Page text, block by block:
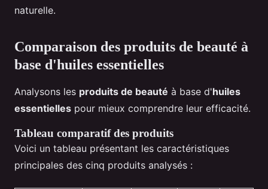
naturelle.
Comparaison des produits de beauté à
base d'huiles essentielles
Analysons les produits de beauté à base d'huiles
essentielles pour mieux comprendre leur efficacité.
Tableau comparatif des produits
Voici un tableau présentant les caractéristiques
principales des cinq produits analysés :